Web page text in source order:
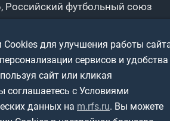
Любители
Дети
Ветераны
Спортсмены с ОВЗ
Российский футбольный союз
информация
персональных данных
информации
версия сайта
для улучшения работы
сервисов и удобства
сайт или кликая
соглашаетесь с Условиями
данных на m.rfs.ru. Вы можете